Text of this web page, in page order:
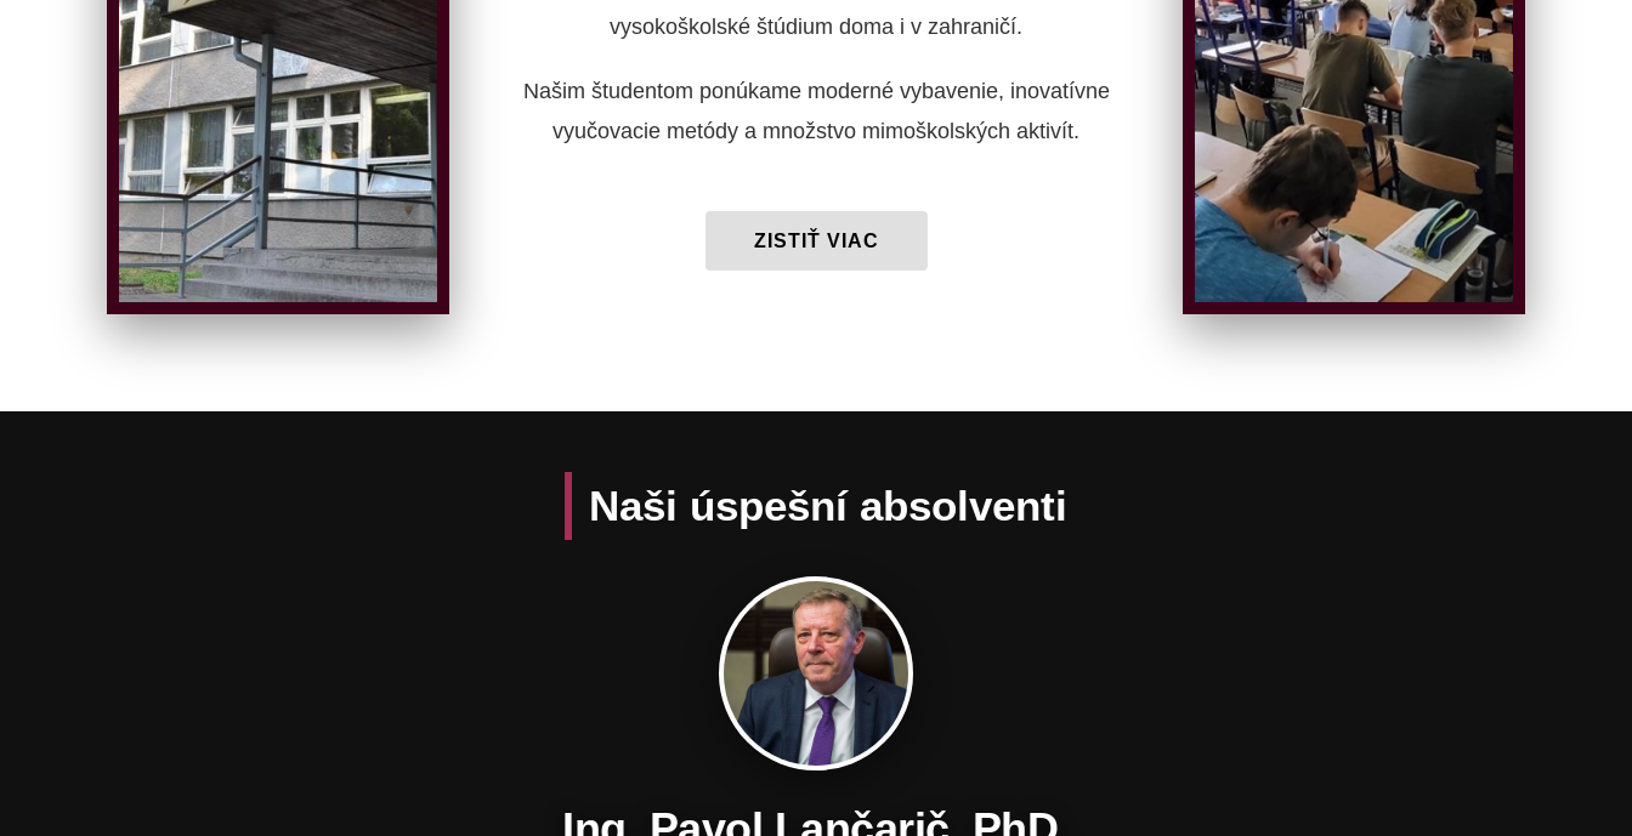
vysokoškolské štúdium doma i v zahraničí.
Našim študentom ponúkame moderné vybavenie, inovatívne
vyučovacie metódy a množstvo mimoškolských aktivít.
ZISTIŤ VIAC
Naši úspešní absolventi